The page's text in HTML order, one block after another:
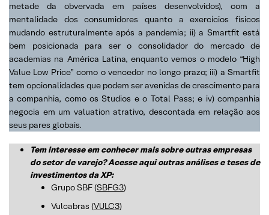
metade da obvervada em países desenvolvidos), com a
mentalidade dos consumidores quanto a exercícios físicos
mudando estruturalmente após a pandemia; ii) a Smartfit está
bem posicionada para ser o consolidador do mercado de
academias na América Latina, enquanto vemos o modelo “High
Value Low Price” como o vencedor no longo prazo; iii) a Smartfit
tem opcionalidades que podem ser avenidas de crescimento para
a companhia, como os Studios e o Total Pass; e iv) companhia
negocia em um valuation atrativo, descontada em relação aos
seus pares globais.
Tem interesse em conhecer mais sobre outras empresas
do setorde varejo? Acesse aqui outras análises e teses de
investimentos da XP:
Grupo SBF (SBFG3)
Vulcabras (VULC3)